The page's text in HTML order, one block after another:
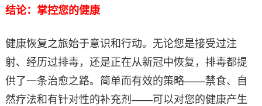
结论：掌控您的健康
健康恢复之旅始于意识和行动。无论您是接受过注
射、经历过排毒，还是正在从新冠中恢复，排毒都提
供了一条治愈之路。简单而有效的策略——禁食、自
然疗法和有针对性的补充剂——可以对您的健康产生